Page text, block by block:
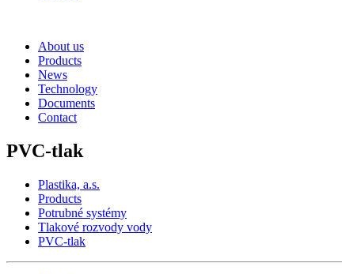
About us
Products
News
Technology
Documents
Contact
PVC-tlak
Plastika, a.s.
Products
Potrubné systémy
Tlakové rozvody vody
PVC-tlak